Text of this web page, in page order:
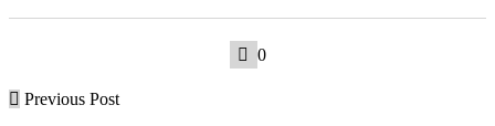
0
Previous Post